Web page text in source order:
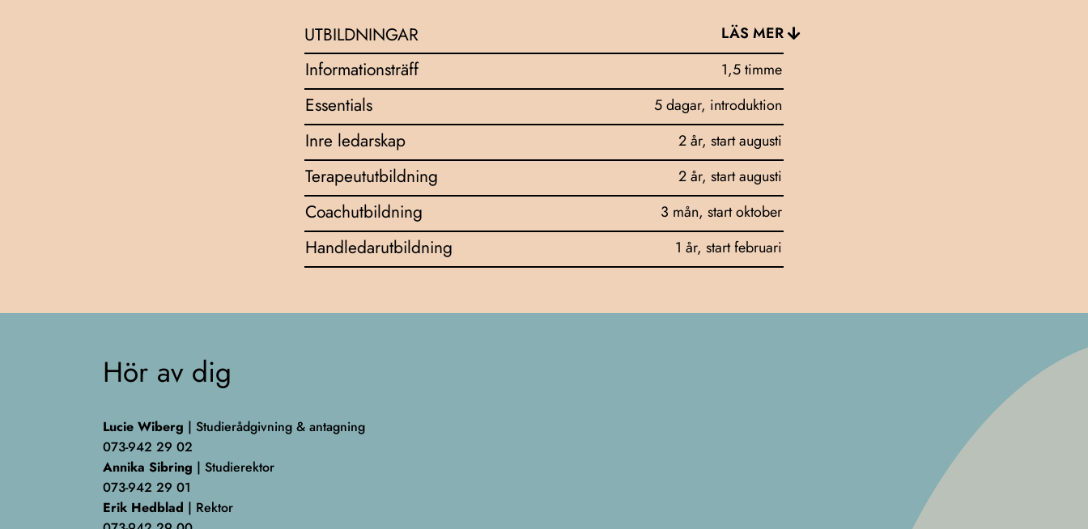
UTBILDNINGAR LÄS MER
Informationsträff 1,5 timme
Essentials 5 dagar, introduktion
Inre ledarskap 2 år, start augusti
Terapeututbildning 2 år, start augusti
Coachutbildning 3 mån, start oktober
Handledarutbildning 1 år, start februari
Hör av dig
Lucie Wiberg | Studierådgivning & antagning
073-942 29 02
Annika Sibring | Studierektor
073-942 29 01
Erik Hedblad | Rektor